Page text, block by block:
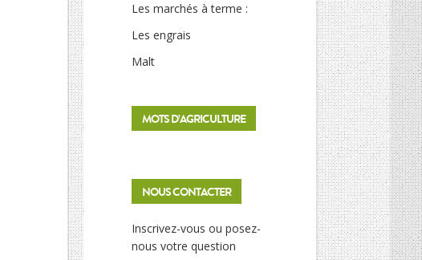
Les marchés à terme :
Les engrais
Malt
MOTS D’AGRICULTURE
NOUS CONTACTER
Inscrivez-vous ou posez-
nous votre question